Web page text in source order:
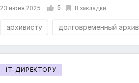
23 июня 2025 5 В закладки
архивисту долговременный архив
IT-ДИРЕКТОРУ